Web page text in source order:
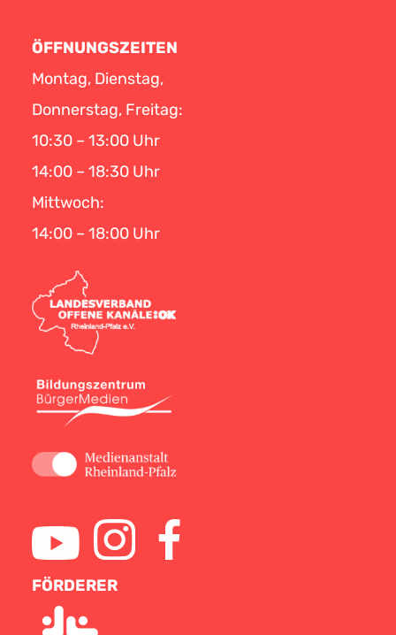
ÖFFNUNGSZEITEN
Montag, Dienstag,
Donnerstag, Freitag:
10:30 – 13:00 Uhr
14:00 – 18:30 Uhr
Mittwoch:
14:00 – 18:00 Uhr
FÖRDERER